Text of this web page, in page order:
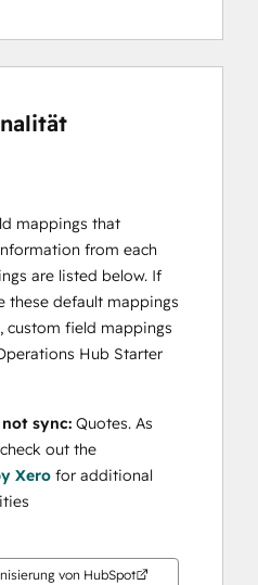
mappings that
from each
are listed below. If
these default mappings
custom field mappings
Hub Starter
sync: Quotes. As
out the
Xero for additional
von HubSpot